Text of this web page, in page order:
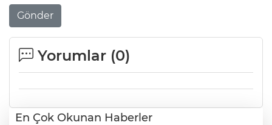
Gönder
Yorumlar (0)
En Çok Okunan Haberler